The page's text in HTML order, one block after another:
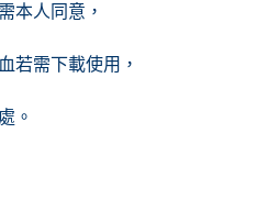
本人同意，
若需下載使用，
。